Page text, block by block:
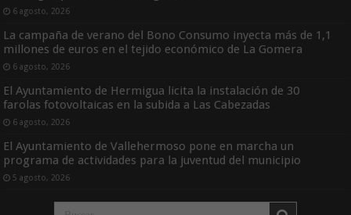
6 agosto, 2026
La campaña de verano del Bono Consumo inyecta más de 1,1
millones de euros en el tejido económico de La Gomera
6 agosto, 2026
El Ayuntamiento de Hermigua licita la instalación de 30
farolas fotovoltaicas en la subida a Las Cabezadas
6 agosto, 2026
El Ayuntamiento de Vallehermoso pone en marcha un
programa de actividades para la juventud del municipio
5 agosto, 2026